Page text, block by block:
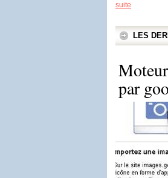
suite
LES
par